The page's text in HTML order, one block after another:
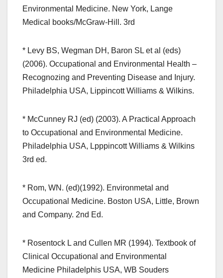
Environmental Medicine. New York, Lange
Medical books/McGraw-Hill. 3rd
* Levy BS, Wegman DH, Baron SL et al (eds)
(2006). Occupational and Environmental Health –
Recognozing and Preventing Disease and Injury.
Philadelphia USA, Lippincott Williams & Wilkins.
* McCunney RJ (ed) (2003). A Practical Approach
to Occupational and Environmental Medicine.
Philadelphia USA, Lpppincott Williams & Wilkins
3rd ed.
* Rom, WN. (ed)(1992). Environmetal and
Occupational Medicine. Boston USA, Little, Brown
and Company. 2nd Ed.
* Rosentock L and Cullen MR (1994). Textbook of
Clinical Occupational and Environmental
Medicine Philadelphis USA, WB Souders